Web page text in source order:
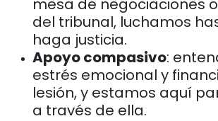
mesa de negociaciones
del tribunal, luchamos
haga justicia.
Apoyo compasivo:
estrés emocional y
lesión, y estamos aquí
a través de ella.